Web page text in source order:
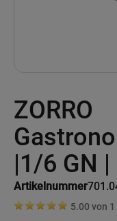
ZORRO
|1/6 GN
Artikelnummer
to
the
beginning
of
images
gallery
5.00 von 1